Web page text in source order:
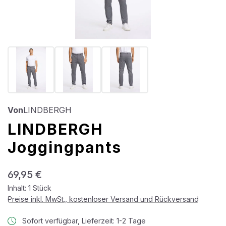
VonLINDBERGH
LINDBERGH
Joggingpants
Regulärer Preis:
69,95 €
Inhalt: 1 Stück
Preise inkl. MwSt., kostenloser Versand und Rückversand
Sofort verfügbar, Lieferzeit: 1-2 Tage